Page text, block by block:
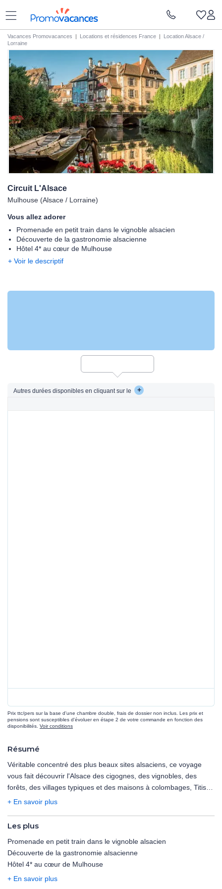
Vacances Promovacances | Locations et résidences France | Location Alsace /
Lorraine
Circuit L'Alsace
Mulhouse (Alsace / Lorraine)
Vous allez adorer
Promenade en petit train dans le vignoble alsacien
Découverte de la gastronomie alsacienne
Hôtel 4* au cœur de Mulhouse
+ Voir le descriptif
Autres durées disponibles en cliquant sur le +
Prix ttc/pers sur la base d'une chambre double, frais de dossier non inclus. Les prix et
pensions sont susceptibles d'évoluer en étape 2 de votre commande en fonction des
disponibilités. Voir conditions
Résumé
Véritable concentré des plus beaux sites alsaciens, ce voyage
vous fait découvrir l'Alsace des cigognes, des vignobles, des
forêts, des villages typiques et des maisons à colombages, Titisee
et son lac au coeur de la Forêt Noire... Un voyage riche en
Jour 2 : LA FORÊT NOIRE, FRIBOURG, TITISEE
Jour 3 : MAISON DE LA CHOUCROUTE, STRASBOURG
Jour 4 : OBERNAI, ROYAL PALACE A KIRRWILLER
Jour 5 : LE HAUT-KOENIGSBOURG, LA ROUTE DES VINS,
+ En savoir plus
Les plus
Promenade en petit train dans le vignoble alsacien
Découverte de la gastronomie alsacienne
Hôtel 4* au cœur de Mulhouse
+ En savoir plus